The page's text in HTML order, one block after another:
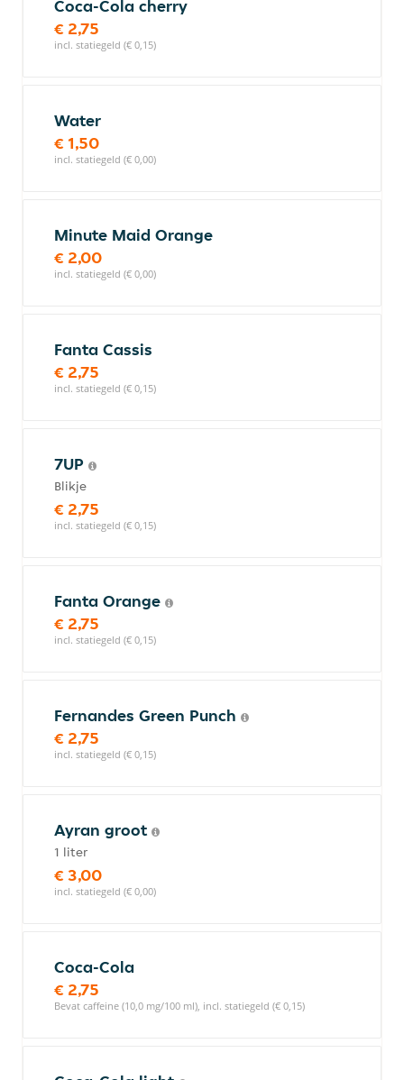
Coca-Cola cherry
€ 2,75
incl. statiegeld (€ 0,15)
Water
€ 1,50
incl. statiegeld (€ 0,00)
Minute Maid Orange
€ 2,00
incl. statiegeld (€ 0,00)
Fanta Cassis
€ 2,75
incl. statiegeld (€ 0,15)
7UP
Blikje
€ 2,75
incl. statiegeld (€ 0,15)
Fanta Orange
€ 2,75
incl. statiegeld (€ 0,15)
Fernandes Green Punch
€ 2,75
incl. statiegeld (€ 0,15)
Ayran groot
1 liter
€ 3,00
incl. statiegeld (€ 0,00)
Coca-Cola
€ 2,75
Bevat caffeine (10,0 mg/100 ml), incl. statiegeld (€ 0,15)